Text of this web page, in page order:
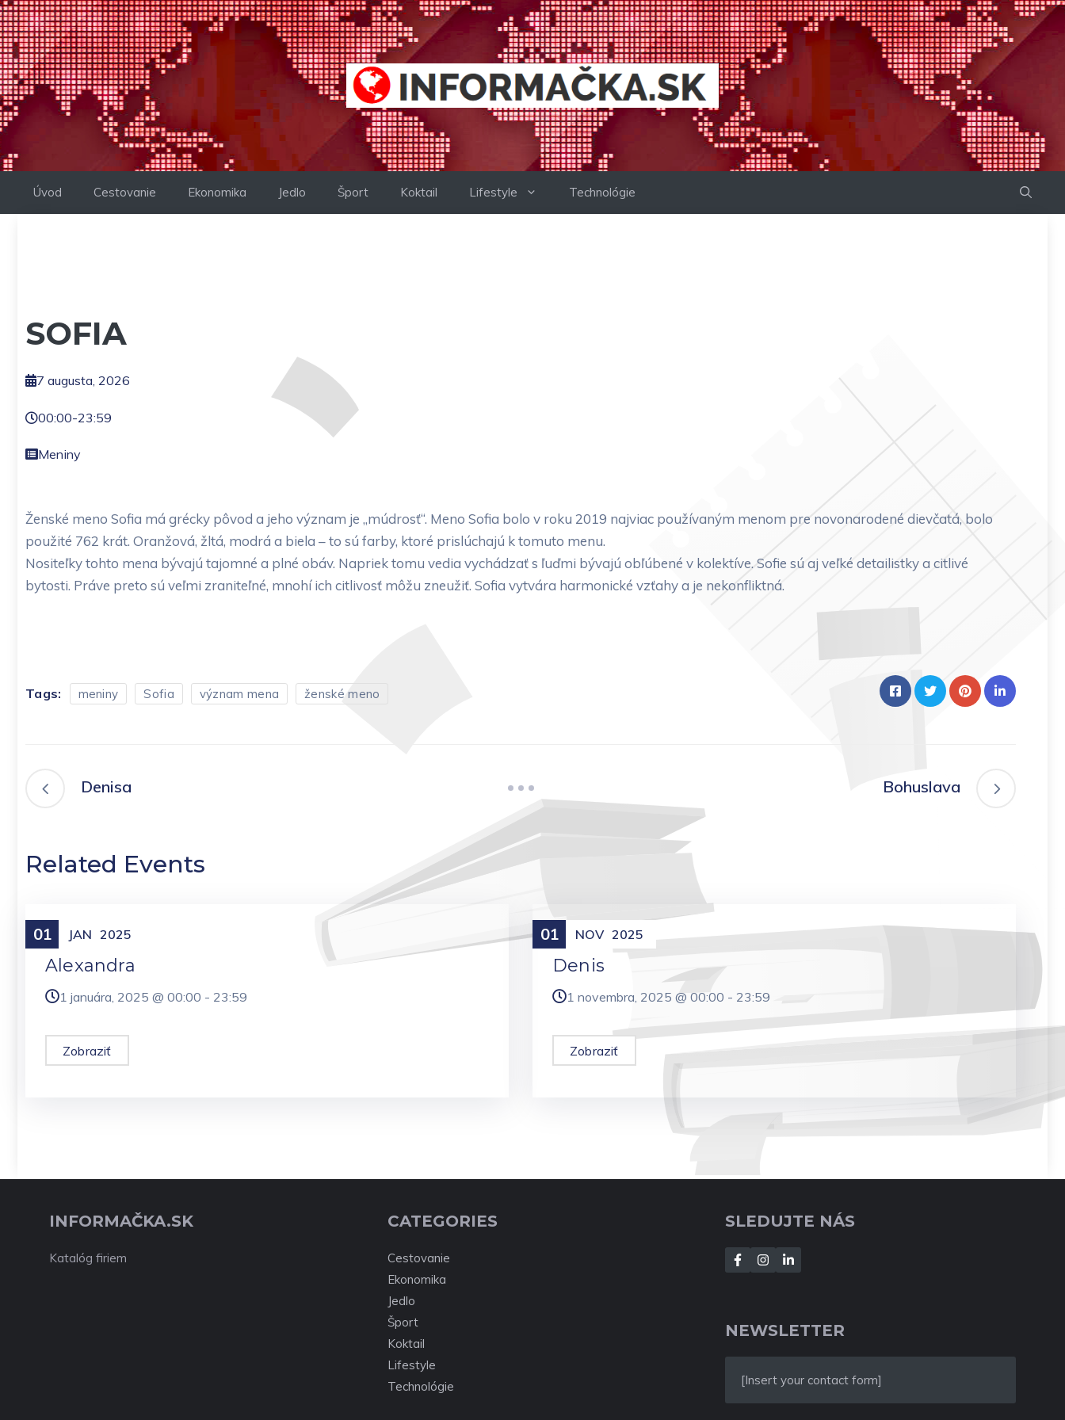
Preskočiť
na
obsah
Úvod Cestovanie Ekonomika Jedlo Šport Koktail Lifestyle Technológie
SOFIA
7 augusta, 2026
00:00-23:59
Meniny
Ženské meno Sofia má grécky pôvod a jeho význam je „múdrosť“. Meno Sofia bolo v roku 2019 najviac používaným menom pre novonarodené dievčatá, bolo
použité 762 krát. Oranžová, žltá, modrá a biela – to sú farby, ktoré prislúchajú k tomuto menu.
Nositeľky tohto mena bývajú tajomné a plné obáv. Napriek tomu vedia vychádzať s ľuďmi bývajú obľúbené v kolektíve. Sofie sú aj veľké detailistky a citlivé
bytosti. Práve preto sú veľmi zraniteľné, mnohí ich citlivosť môžu zneužiť. Sofia vytvára harmonické vzťahy a je nekonfliktná.
Tags: meniny Sofia význam mena ženské meno
Denisa Bohuslava
Related Events
01 JAN 2025
Meniny
Alexandra
1 januára, 2025 @ 00:00 - 23:59
Zobraziť
01 NOV 2025
Meniny
Denis
1 novembra, 2025 @ 00:00 - 23:59
Zobraziť
INFORMAČKA.SK
Katalóg firiem
CATEGORIES
Cestovanie
Ekonomika
Jedlo
Šport
Koktail
Lifestyle
Technológie
SLEDUJTE NÁS
NEWSLETTER
[Insert your contact form]